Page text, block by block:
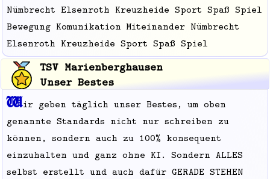
Nümbrecht Elsenroth Kreuzheide Sport Spaß Spiel
Bewegung Komunikation Miteinander Nümbrecht
Elsenroth Kreuzheide Sport Spaß Spiel
TSV Marienberghausen
Unser Bestes
Wir geben täglich unser Bestes, um oben
genannte Standards nicht nur schreiben zu
können, sondern auch zu 100% konsequent
einzuhalten und ganz ohne KI. Sondern ALLES
selbst erstellt und auch dafür GERADE STEHEN